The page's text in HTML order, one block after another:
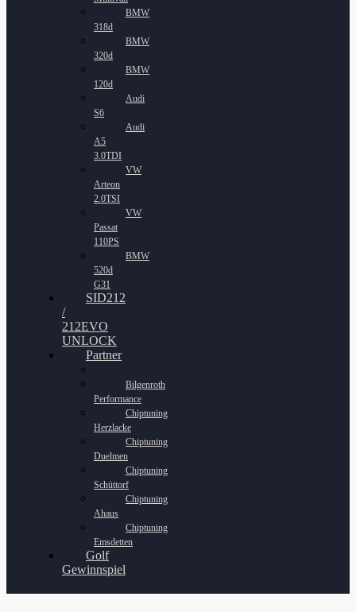
BMW
318d
BMW
320d
BMW
120d
Audi
S6
Audi
A5
3.0TDI
VW
Arteon
2.0TSI
VW
Passat
110PS
BMW
520d
G31
SID212
/
212EVO
UNLOCK
Partner
Bilgenroth
Performance
Chiptuning
Herzlacke
Chiptuning
Duelmen
Chiptuning
Schüttorf
Chiptuning
Ahaus
Chiptuning
Emsdetten
Golf
Gewinnspiel